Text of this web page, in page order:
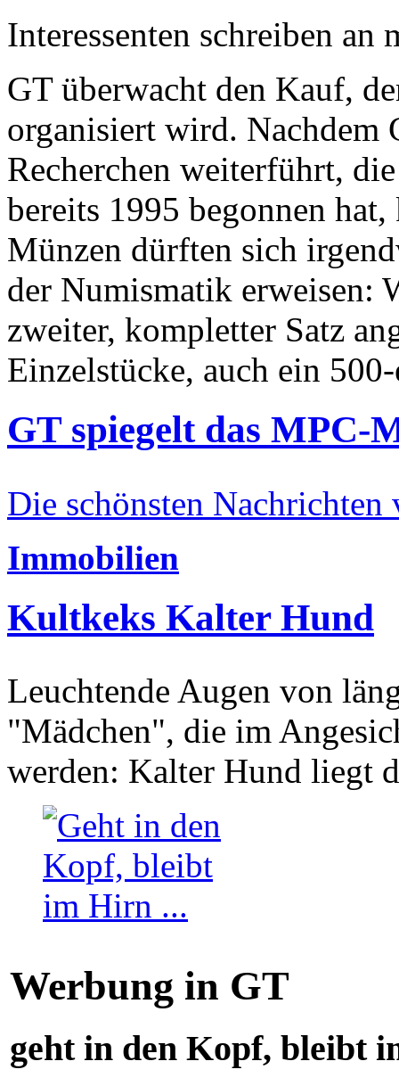
Interessenten schreiben
GT überwacht den Kauf,
organisiert wird. Nachdem
Recherchen weiterführt,
bereits 1995 begonnen
Münzen dürften sich
der Numismatik erweisen:
zweiter, kompletter Satz
Einzelstücke, auch ein
GT spiegelt das MPC-
Die schönsten Nachrichten
Immobilien
Kultkeks Kalter Hund
Leuchtende Augen von
"Mädchen", die im
werden: Kalter Hund liegt
Werbung in GT
geht in den Kopf, bleibt